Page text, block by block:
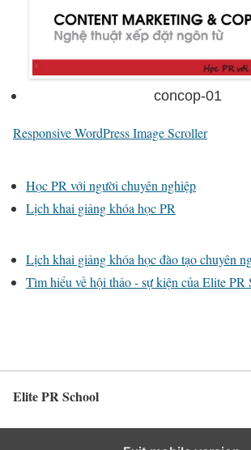
concop-01
Responsive WordPress Image Scroller
Học PR với người chuyên nghiệp
Lịch khai giảng khóa học PR
Lịch khai giảng khóa học đào tạo chuyên
Tìm hiểu về hội thảo - sự kiện của Elite PR
Elite PR School